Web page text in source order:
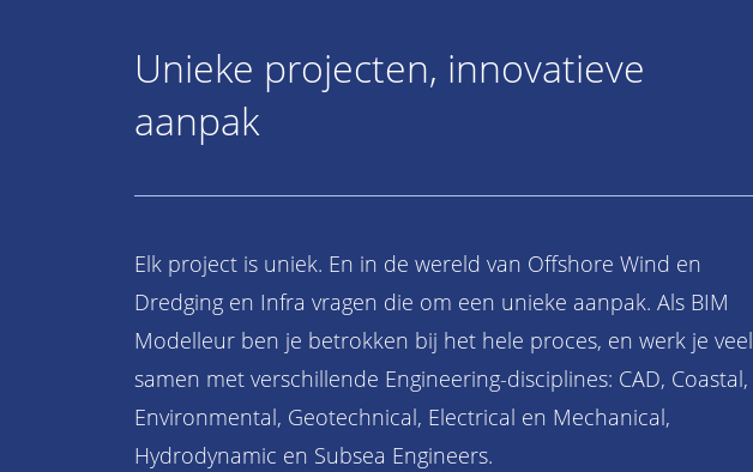
Unieke projecten, innovatieve
aanpak
Elk project is uniek. En in de wereld van Offshore Wind en
Dredging en Infra vragen die om een unieke aanpak. Als BIM
Modelleur ben je betrokken bij het hele proces, en werk je veel
samen met verschillende Engineering-disciplines: CAD, Coastal,
Environmental, Geotechnical, Electrical en Mechanical,
Hydrodynamic en Subsea Engineers.